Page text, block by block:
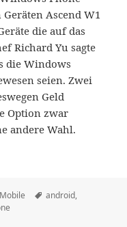
Ascend W1
die auf das
Richard Yu sagte
die Windows
seien. Zwei
Geld
Option zwar
andere Wahl.
auf Android
Kategorien
Mobile Schlagwörter
android,
Wir setzen erstmal nur noch